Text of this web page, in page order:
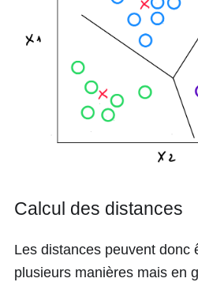
Calcul des distances
Les distances peuvent donc
plusieurs manières mais en